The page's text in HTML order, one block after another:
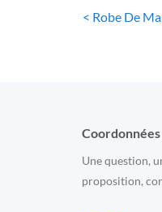
< Robe De
Coordonnées
Une question,
proposition,